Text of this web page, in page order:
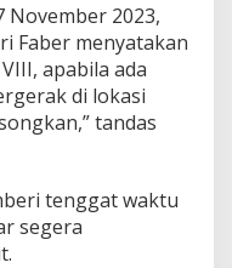
November 2023,
Faber menyatakan
apabila ada
di lokasi
tandas
tenggat waktu
segera